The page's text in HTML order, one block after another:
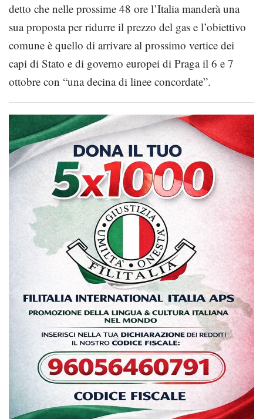
detto che nelle prossime 48 ore l’Italia manderà una
sua proposta per ridurre il prezzo del gas e l’obiettivo
comune è quello di arrivare al prossimo vertice dei
capi di Stato e di governo europei di Praga il 6 e 7
ottobre con “una decina di linee concordate”.